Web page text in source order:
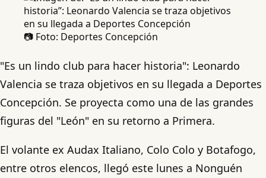
📷 Foto: Deportes Concepción
"Es un lindo club para hacer historia": Leonardo
Valencia se traza objetivos en su llegada a Deportes
Concepción. Se proyecta como una de las grandes
figuras del "León" en su retorno a Primera.
El volante ex Audax Italiano, Colo Colo y Botafogo,
entre otros elencos, llegó este lunes a Nonguén